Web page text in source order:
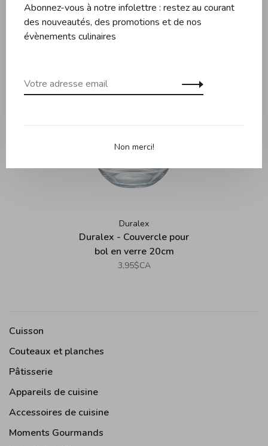
Produits connexes Back to home
Duralex
Duralex - Couvercle pour
bol en verre 20cm
3,95$CA
Cuisson
Couteaux et planches
Pâtisserie
Appareils de cuisine
Accessoires de cuisine
Moments Gourmands
Abonnez-vous à notre infolettre : restez au courant
des nouveautés, des promotions et de nos
évènements culinaires
Non merci!